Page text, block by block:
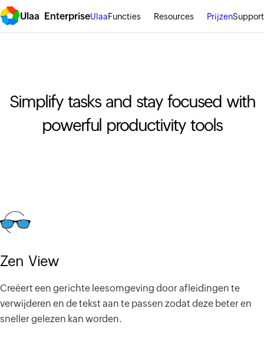
Ulaa EnterpriseUlaaFuncties Resources PrijzenSupport
Simplify tasks and stay focused with
powerful productivity tools
Zen View
Creëert een gerichte leesomgeving door afleidingen te
verwijderen en de tekst aan te passen zodat deze beter en
sneller gelezen kan worden.